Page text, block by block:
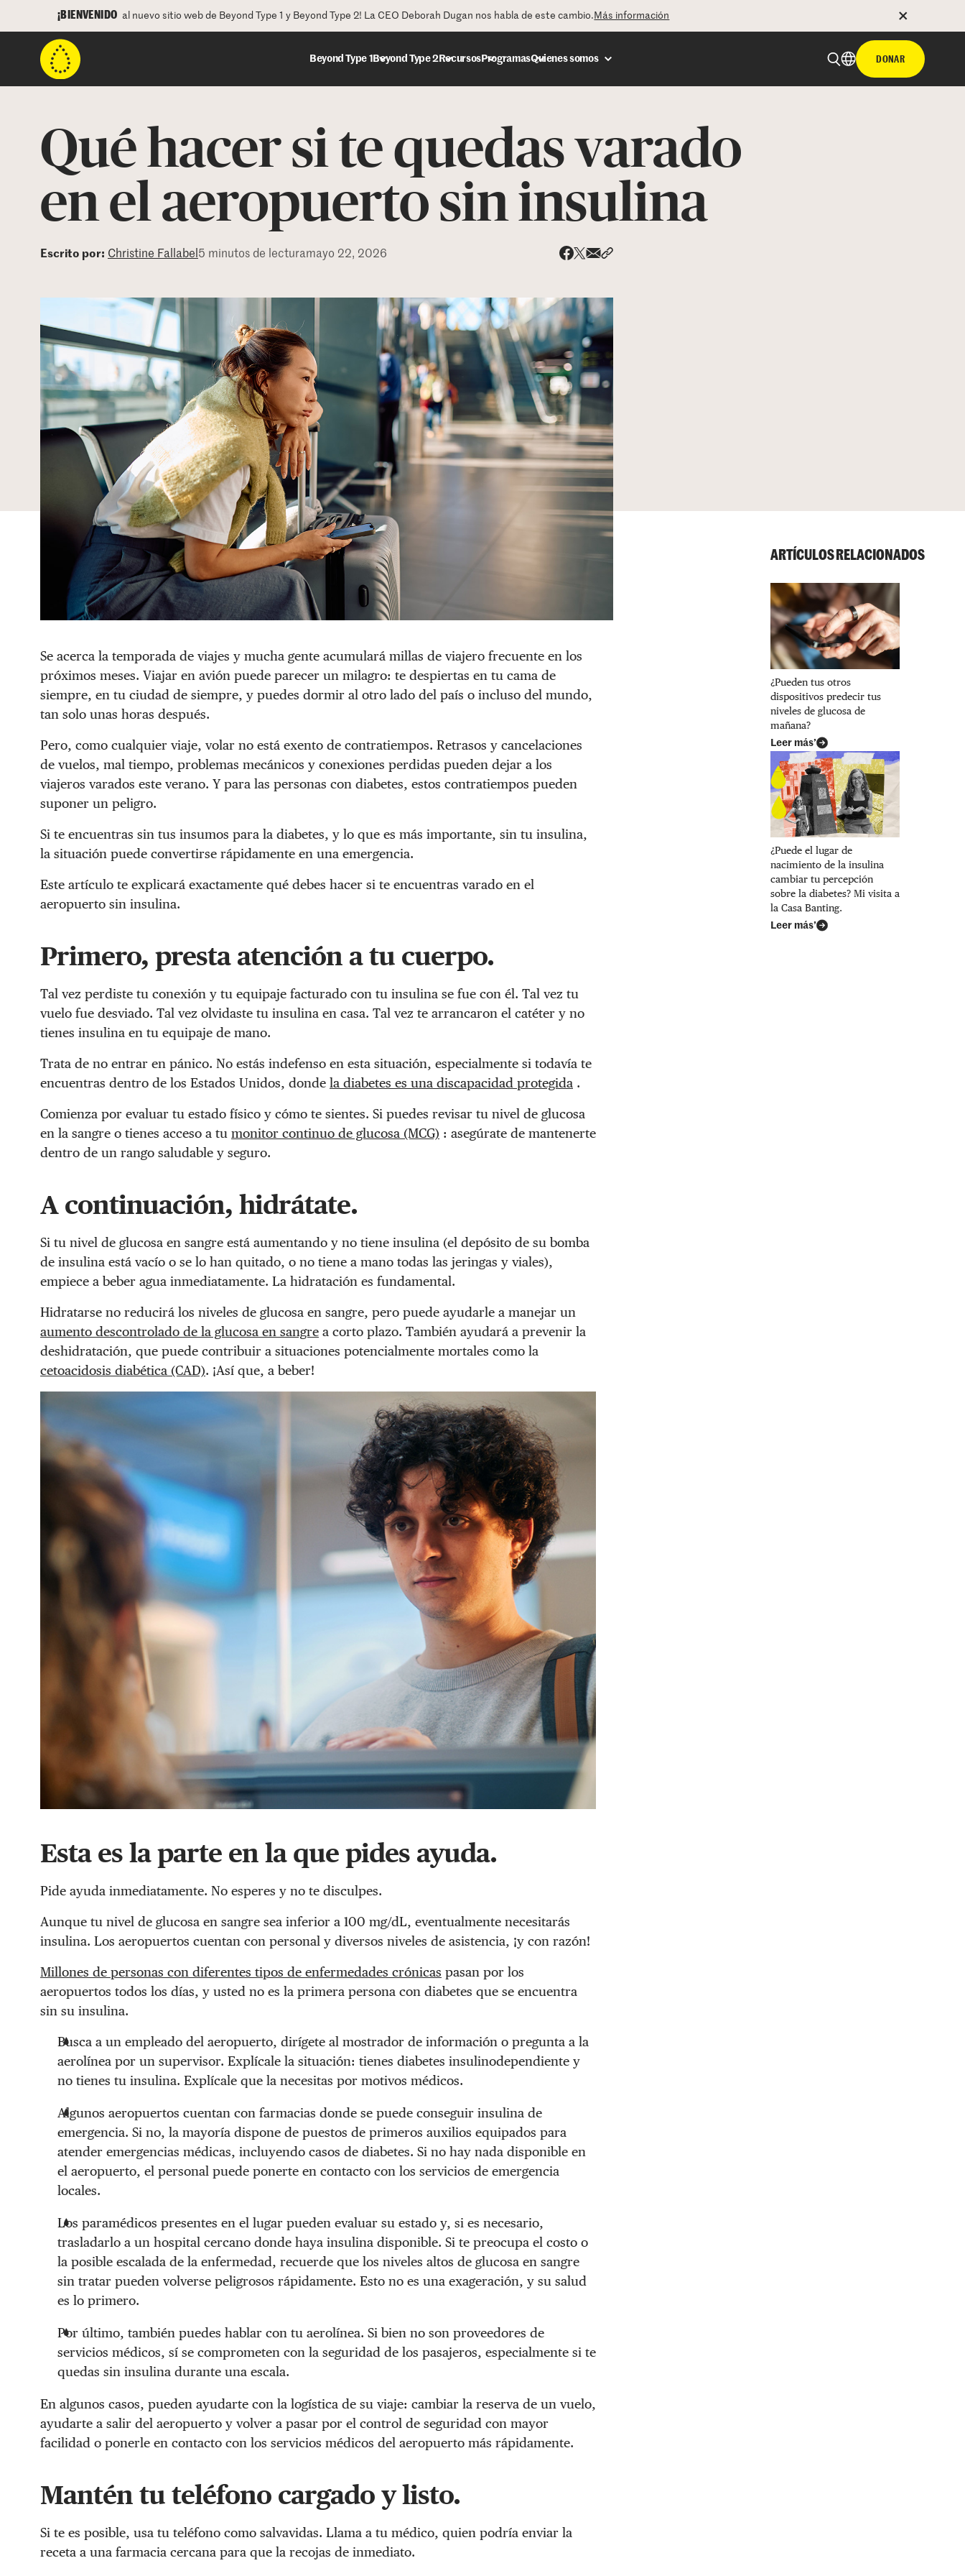
¡BIENVENIDO al nuevo sitio web de Beyond Type 1 y Beyond Type 2! La CEO Deborah Dugan nos habla de este cambio. Más información
Beyond Type 1 Beyond Type 2Recursos ProgramasQuienes somos DONAR
Qué hacer si te quedas varado
en el aeropuerto sin insulina
Escrito por: Christine Fallabel 5 minutos de lecturamayo 22, 2026
Se acerca la temporada de viajes y mucha gente acumulará millas de viajero frecuente en los
próximos meses. Viajar en avión puede parecer un milagro: te despiertas en tu cama de
siempre, en tu ciudad de siempre, y puedes dormir al otro lado del país o incluso del mundo,
tan solo unas horas después.
Pero, como cualquier viaje, volar no está exento de contratiempos. Retrasos y cancelaciones
de vuelos, mal tiempo, problemas mecánicos y conexiones perdidas pueden dejar a los
viajeros varados este verano. Y para las personas con diabetes, estos contratiempos pueden
suponer un peligro.
Si te encuentras sin tus insumos para la diabetes, y lo que es más importante, sin tu insulina,
la situación puede convertirse rápidamente en una emergencia.
Este artículo te explicará exactamente qué debes hacer si te encuentras varado en el
aeropuerto sin insulina.
Primero, presta atención a tu cuerpo.
Tal vez perdiste tu conexión y tu equipaje facturado con tu insulina se fue con él. Tal vez tu
vuelo fue desviado. Tal vez olvidaste tu insulina en casa. Tal vez te arrancaron el catéter y no
tienes insulina en tu equipaje de mano.
Trata de no entrar en pánico. No estás indefenso en esta situación, especialmente si todavía te
encuentras dentro de los Estados Unidos, donde la diabetes es una discapacidad protegida .
Comienza por evaluar tu estado físico y cómo te sientes. Si puedes revisar tu nivel de glucosa
en la sangre o tienes acceso a tu monitor continuo de glucosa (MCG) : asegúrate de mantenerte
dentro de un rango saludable y seguro.
A continuación, hidrátate.
Si tu nivel de glucosa en sangre está aumentando y no tiene insulina (el depósito de su bomba
de insulina está vacío o se lo han quitado, o no tiene a mano todas las jeringas y viales),
empiece a beber agua inmediatamente. La hidratación es fundamental.
Hidratarse no reducirá los niveles de glucosa en sangre, pero puede ayudarle a manejar un
aumento descontrolado de la glucosa en sangre a corto plazo. También ayudará a prevenir la
deshidratación, que puede contribuir a situaciones potencialmente mortales como la
cetoacidosis diabética (CAD). ¡Así que, a beber!
Esta es la parte en la que pides ayuda.
Pide ayuda inmediatamente. No esperes y no te disculpes.
Aunque tu nivel de glucosa en sangre sea inferior a 100 mg/dL, eventualmente necesitarás
insulina. Los aeropuertos cuentan con personal y diversos niveles de asistencia, ¡y con razón!
Millones de personas con diferentes tipos de enfermedades crónicas pasan por los
aeropuertos todos los días, y usted no es la primera persona con diabetes que se encuentra
sin su insulina.
Busca a un empleado del aeropuerto, dirígete al mostrador de información o pregunta a la
aerolínea por un supervisor. Explícale la situación: tienes diabetes insulinodependiente y
no tienes tu insulina. Explícale que la necesitas por motivos médicos.
Algunos aeropuertos cuentan con farmacias donde se puede conseguir insulina de
emergencia. Si no, la mayoría dispone de puestos de primeros auxilios equipados para
atender emergencias médicas, incluyendo casos de diabetes. Si no hay nada disponible en
el aeropuerto, el personal puede ponerte en contacto con los servicios de emergencia
locales.
Los paramédicos presentes en el lugar pueden evaluar su estado y, si es necesario,
trasladarlo a un hospital cercano donde haya insulina disponible. Si te preocupa el costo o
la posible escalada de la enfermedad, recuerde que los niveles altos de glucosa en sangre
sin tratar pueden volverse peligrosos rápidamente. Esto no es una exageración, y su salud
es lo primero.
Por último, también puedes hablar con tu aerolínea. Si bien no son proveedores de
servicios médicos, sí se comprometen con la seguridad de los pasajeros, especialmente si te
quedas sin insulina durante una escala.
En algunos casos, pueden ayudarte con la logística de su viaje: cambiar la reserva de un vuelo,
ayudarte a salir del aeropuerto y volver a pasar por el control de seguridad con mayor
facilidad o ponerle en contacto con los servicios médicos del aeropuerto más rápidamente.
Mantén tu teléfono cargado y listo.
Si te es posible, usa tu teléfono como salvavidas. Llama a tu médico, quien podría enviar la
receta a una farmacia cercana para que la recojas de inmediato.
ARTÍCULOS RELACIONADOS
¿Pueden tus otros
dispositivos predecir tus
niveles de glucosa de
mañana?
Leer más’
¿Puede el lugar de
nacimiento de la insulina
cambiar tu percepción
sobre la diabetes? Mi visita a
la Casa Banting.
Leer más’